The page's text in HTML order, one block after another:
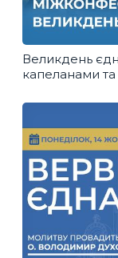
Великдень
капеланами